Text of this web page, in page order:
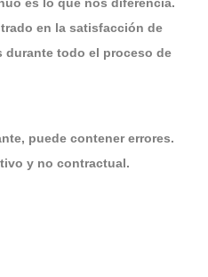
en la satisfacción de
durante todo el proceso de
puede contener errores.
y no contractual.